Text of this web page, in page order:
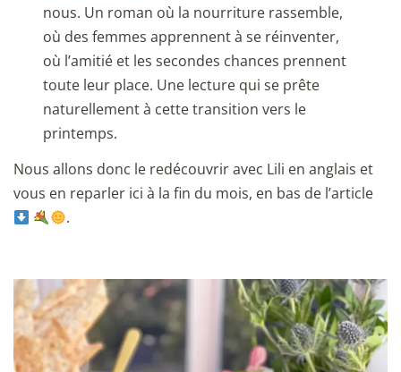
nous. Un roman où la nourriture rassemble,
où des femmes apprennent à se réinventer,
où l’amitié et les secondes chances prennent
toute leur place. Une lecture qui se prête
naturellement à cette transition vers le
printemps.
Nous allons donc le redécouvrir avec Lili en anglais et
vous en reparler ici à la fin du mois, en bas de l’article
.